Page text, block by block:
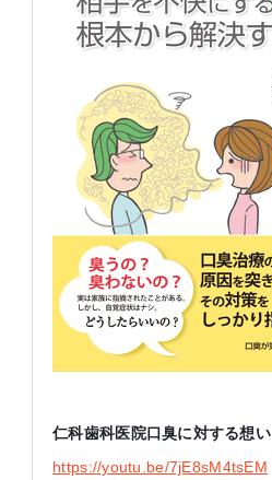
仁科歯科医院口臭に対する想い
https://youtu.be/7jE8sM4tsEM